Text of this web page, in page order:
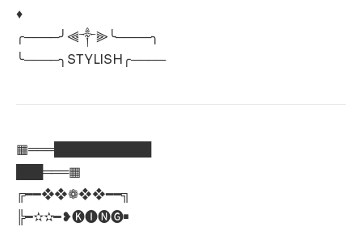
♦
╭────╯⫷༒⫸╰────╮
╰────╮STYLISH╭────
▦═══███████████
███═══▦
╔━━❖❖❁❖❖━━╗
╠━✫✫━❥🅚🅘🅝🅖￭